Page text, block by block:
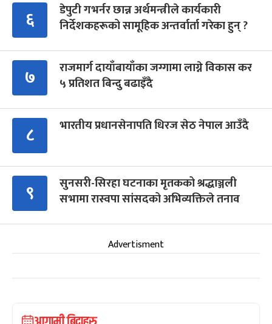
६
डेपुटी गभर्नर छान्न अर्थमन्त्रीले कार्यकारी
निर्देशकहरूको सामूहिक अन्तर्वार्ता गरेका हुन् ?
७
राजमार्ग दायाँबायाँका जग्गामा लाग्ने विकास कर
५ प्रतिशत बिन्दु बढाइँदै
८ भारतीय प्रधानसेनापति धिरज सेठ नेपाल आउँदै
९
सुनसरी-सिरहा घटनाका मृतकको श्रद्धाञ्जली
सभामा रास्वपा सांसदको अभिव्यक्तिले तनाव
Advertisment